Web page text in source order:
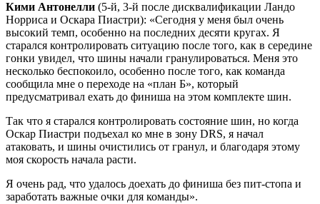
Кими Антонелли (5-й, 3-й после дисквалификации Ландо
Норриса и Оскара Пиастри): «Сегодня у меня был очень
высокий темп, особенно на последних десяти кругах. Я
старался контролировать ситуацию после того, как в середине
гонки увидел, что шины начали гранулироваться. Меня это
несколько беспокоило, особенно после того, как команда
сообщила мне о переходе на «план Б», который
предусматривал ехать до финиша на этом комплекте шин.
Так что я старался контролировать состояние шин, но когда
Оскар Пиастри подъехал ко мне в зону DRS, я начал
атаковать, и шины очистились от гранул, и благодаря этому
моя скорость начала расти.
Я очень рад, что удалось доехать до финиша без пит-стопа и
заработать важные очки для команды».